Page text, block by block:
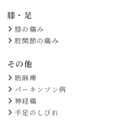
膝・足
膝の痛み
股関節の痛み
その他
筋麻痺
パーキンソン病
神経痛
手足のしびれ